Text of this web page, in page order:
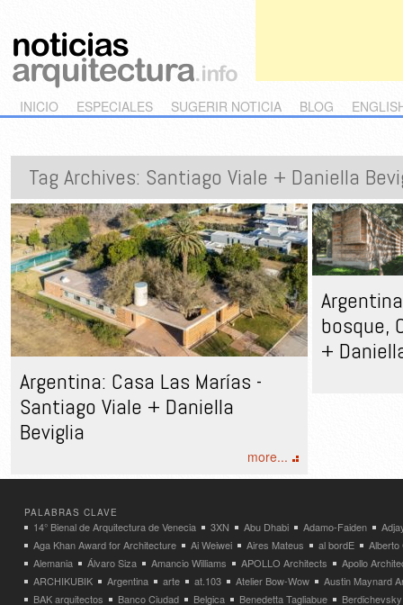
Main menu
Skip to primary content
Skip to secondary content
INICIO ESPECIALES SUGERIR NOTICIA BLOG
Tag Archives: Santiago Viale + Daniella
Argentina: Casa Las Marías -
Santiago Viale + Daniella
Beviglia
more...
bosque,
+
PALABRAS CLAVE
14° Bienal de Arquitectura de Venecia 3XN Abu Dhabi Adamo-Faiden
Aga Khan Award for Architecture
Ai Weiwei Aires Mateus al bordE
Alberto
Alemania
Álvaro Siza Amancio Williams APOLLO Architects
Apollo
ARCHIKUBIK
Argentina arte at.103 Atelier Bow-Wow
Austin Maynard
BAK arquitectos
Banco Ciudad Belgica Benedetta Tagliabue